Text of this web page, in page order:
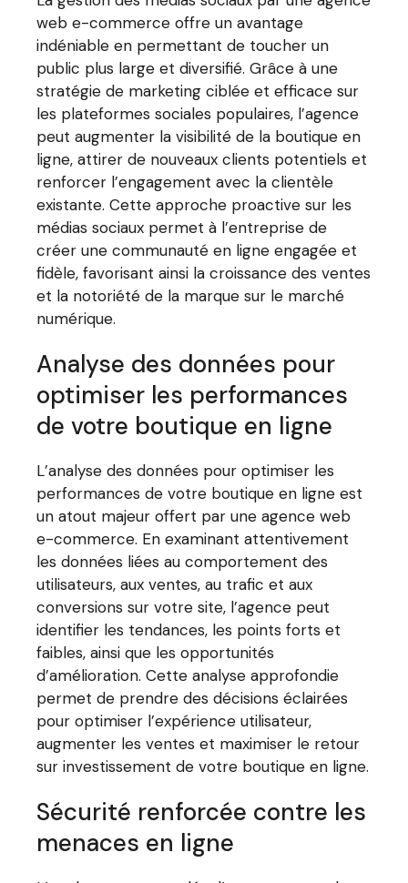
web e-commerce offre un avantage
indéniable en permettant de toucher un
public plus large et diversifié. Grâce à une
stratégie de marketing ciblée et efficace sur
les plateformes sociales populaires, l’agence
peut augmenter la visibilité de la boutique en
ligne, attirer de nouveaux clients potentiels et
renforcer l’engagement avec la clientèle
existante. Cette approche proactive sur les
médias sociaux permet à l’entreprise de
créer une communauté en ligne engagée et
fidèle, favorisant ainsi la croissance des ventes
et la notoriété de la marque sur le marché
numérique.
Analyse des données pour
optimiser les performances
de votre boutique en ligne
L’analyse des données pour optimiser les
performances de votre boutique en ligne est
un atout majeur offert par une agence web
e-commerce. En examinant attentivement
les données liées au comportement des
utilisateurs, aux ventes, au trafic et aux
conversions sur votre site, l’agence peut
identifier les tendances, les points forts et
faibles, ainsi que les opportunités
d’amélioration. Cette analyse approfondie
permet de prendre des décisions éclairées
pour optimiser l’expérience utilisateur,
augmenter les ventes et maximiser le retour
sur investissement de votre boutique en ligne.
Sécurité renforcée contre les
menaces en ligne